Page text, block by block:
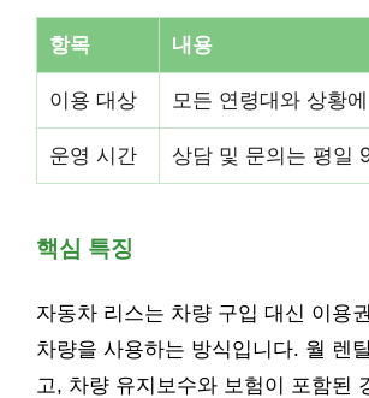
항목 내용
이용 대상 모든 연령대와 상황
운영 시간 상담 및 문의는 평일
핵심 특징
자동차 리스는 차량 구입 대신 이용
차량을 사용하는 방식입니다. 월 렌
고, 차량 유지보수와 보험이 포함된